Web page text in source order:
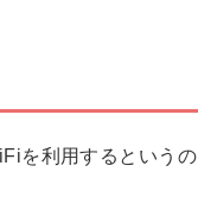
を利用するというの